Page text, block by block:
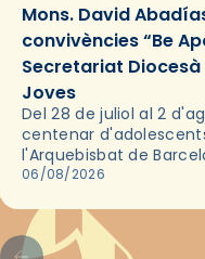
Mons. David
convivències “Be
Secretariat
Joves
Del 28 de juliol al 2
centenar
l'Arquebisbat de
les convivències Be
06/08/2026